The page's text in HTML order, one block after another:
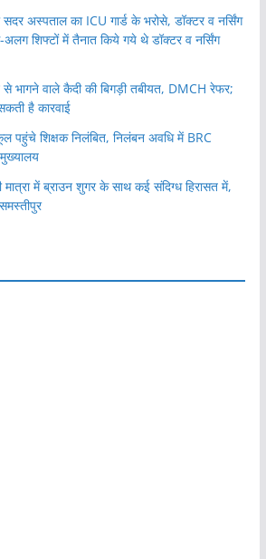
अस्पताल का ICU गार्ड के भरोसे, डॉक्टर व नर्सिंग
शिफ्टों में तैनात किये गये थे डॉक्टर व नर्सिंग
से भागने वाले कैदी की बिगड़ी तबीयत, DMCH रेफर;
है कारवाई
पहुंचे शिक्षक निलंबित, निलंबन अवधि में BRC
मुख्यालय
में ब्राउन शुगर के साथ कई संदिग्ध हिरासत में,